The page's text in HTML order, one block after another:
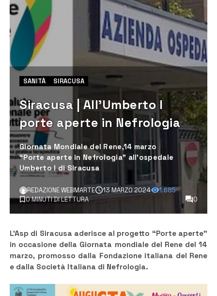
SANITÀ SIRACUSA
Siracusa | All’Umberto I
porte aperte in Nefrologia
Giornata Mondiale del Rene,14 marzo
“Porte aperte in Nefrologia” all’ospedale
Umberto I di Siracusa
REDAZIONE WEBMARTE 13 MARZO 2024
1.685
0 MINUTI DI LETTURA
0
L’Asp di Siracusa aderisce al progetto “Porte aperte”
in occasione della Giornata mondiale del Rene del 14
marzo, promosso dalla Fondazione italiana del Rene
e dalla Società Italiana di Nefrologia.